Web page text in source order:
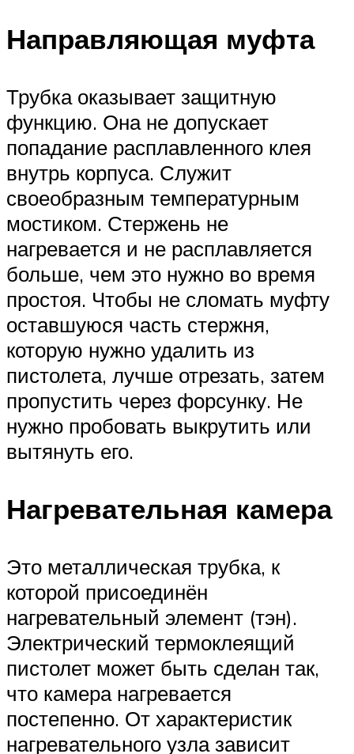
Направляющая муфта
Трубка оказывает защитную
функцию. Она не допускает
попадание расплавленного клея
внутрь корпуса. Служит
своеобразным температурным
мостиком. Стержень не
нагревается и не расплавляется
больше, чем это нужно во время
простоя. Чтобы не сломать муфту
оставшуюся часть стержня,
которую нужно удалить из
пистолета, лучше отрезать, затем
пропустить через форсунку. Не
нужно пробовать выкрутить или
вытянуть его.
Нагревательная камера
Это металлическая трубка, к
которой присоединён
нагревательный элемент (тэн).
Электрический термоклеящий
пистолет может быть сделан так,
что камера нагревается
постепенно. От характеристик
нагревательного узла зависит